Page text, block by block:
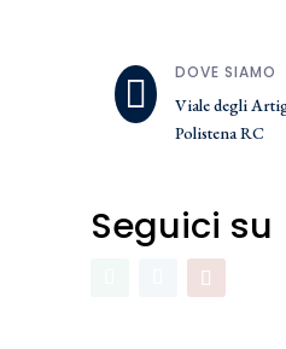

DOVE SIAMO
Viale degli
Polistena RC
Seguici su